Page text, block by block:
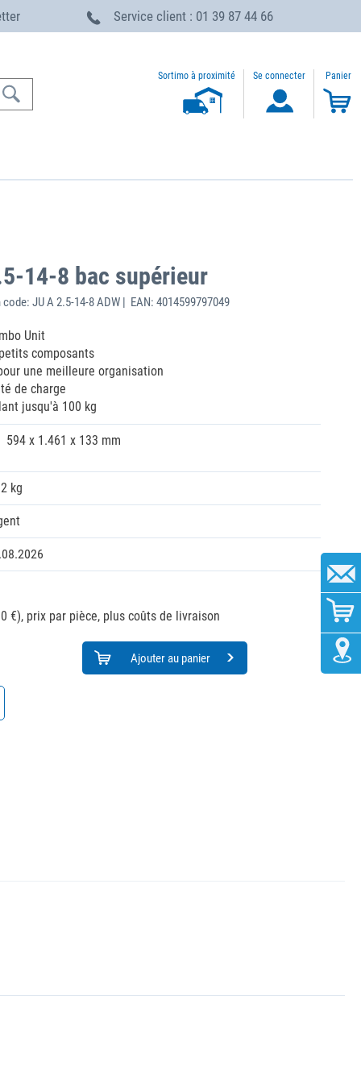
Service client : 01 39 87 44 66
Sortimo à proximité Se connecter Panier
14-8 bac supérieur
JU A 2.5-14-8 ADW | EAN: 4014599797049
Unit
composants
une meilleure organisation
de charge
jusqu'à 100 kg
594 x 1.461 x 133 mm
kg
€), prix par pièce, plus coûts de livraison
Ajouter au panier